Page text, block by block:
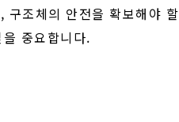
조체의 안전을 확보해야 할
중요합니다.